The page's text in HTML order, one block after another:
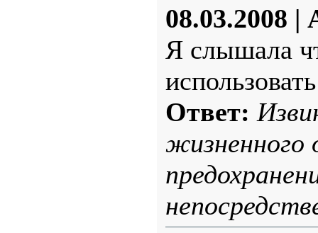
08.03.2008 |
Я слышала
Ответ:
жизненного